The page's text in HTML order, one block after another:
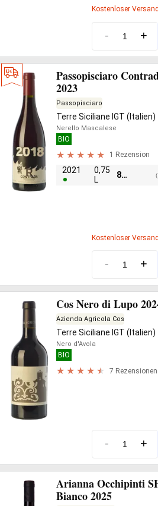
Kostenloser
- +
Passopisciaro
2023
Passopisciaro
Terre Siciliane IGT (Italien)
Nerello Mascalese
BIO
1 Rezension
2021
0,75
L
87,00
Kostenloser
- +
Cos Nero di Lupo
Azienda Agricola Cos
Terre Siciliane IGT (Italien)
Nero d'Avola
BIO
7 Rezensionen
- +
Arianna Occhipinti
Bianco 2025